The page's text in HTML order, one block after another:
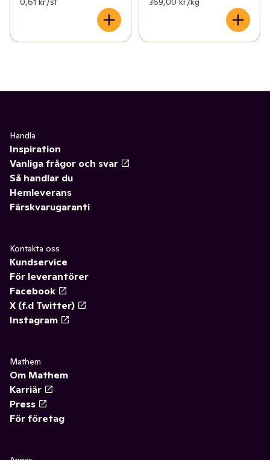
Handla
Inspiration
Vanliga frågor och svar
Så handlar du
Hemleverans
Färskvarugaranti
Kontakta oss
Kundservice
För leverantörer
Facebook
X (f.d Twitter)
Instagram
Mathem
Om Mathem
Karriär
Press
För företag